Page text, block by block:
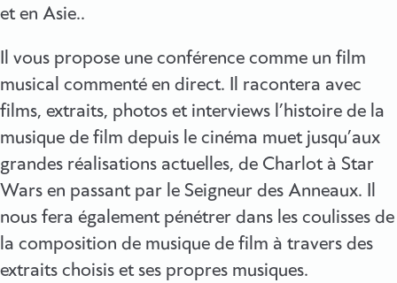
et en Asie..
Il vous propose une conférence comme un film
musical commenté en direct. Il racontera avec
films, extraits, photos et interviews l’histoire de la
musique de film depuis le cinéma muet jusqu’aux
grandes réalisations actuelles, de Charlot à Star
Wars en passant par le Seigneur des Anneaux. Il
nous fera également pénétrer dans les coulisses de
la composition de musique de film à travers des
extraits choisis et ses propres musiques.